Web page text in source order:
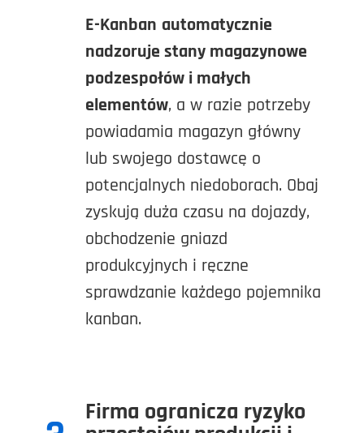
E-Kanban automatycznie
nadzoruje stany magazynowe
podzespołów i małych
elementów, a w razie potrzeby
powiadamia magazyn główny
lub swojego dostawcę o
potencjalnych niedoborach. Obaj
zyskują duża czasu na dojazdy,
obchodzenie gniazd
produkcyjnych i ręczne
sprawdzanie każdego pojemnika
kanban.
Firma ogranicza ryzyko